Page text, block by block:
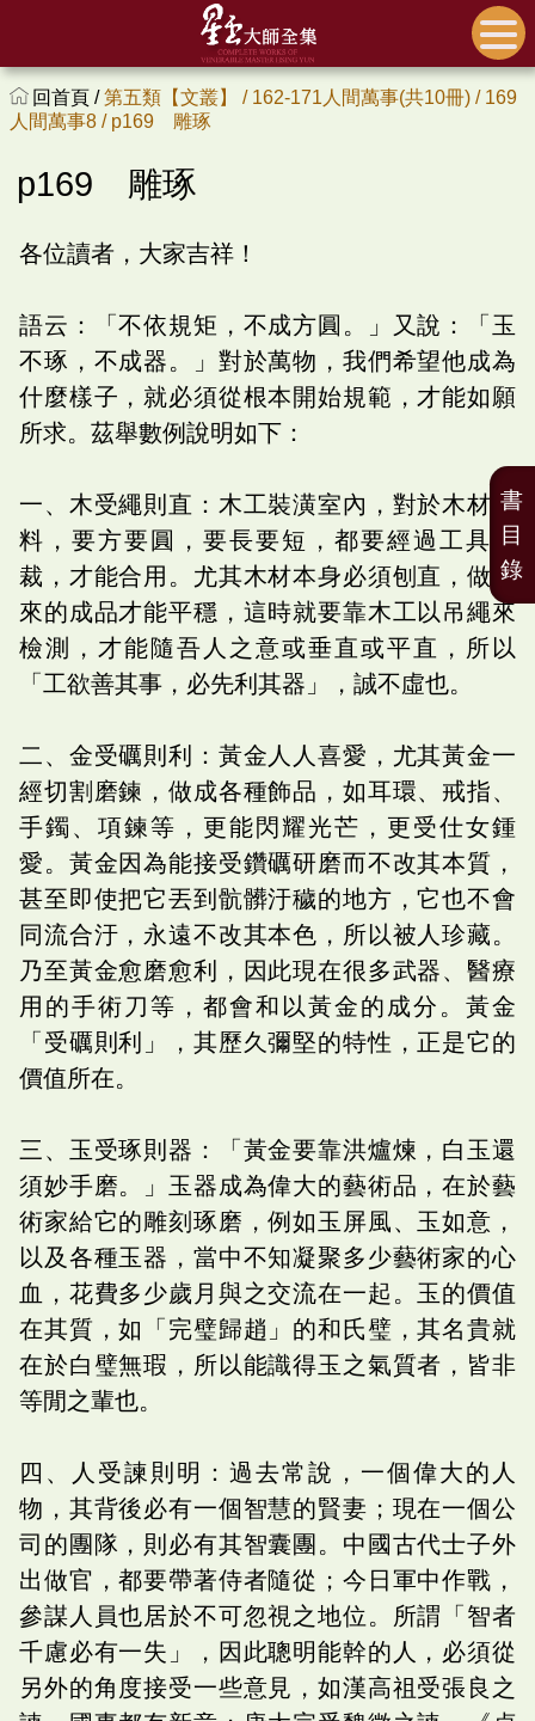
回首頁 /第五類【文叢】 / 162-171人間萬事(共10冊) / 169
人間萬事8 / p169 雕琢
p169 雕琢
各位讀者，大家吉祥！
語云：「不依規矩，不成方圓。」又說：「玉
不琢，不成器。」對於萬物，我們希望他成為
什麼樣子，就必須從根本開始規範，才能如願
所求。茲舉數例說明如下：
一、木受繩則直：木工裝潢室內，對於木材建
料，要方要圓，要長要短，都要經過工具鋸
裁，才能合用。尤其木材本身必須刨直，做出
來的成品才能平穩，這時就要靠木工以吊繩來
檢測，才能隨吾人之意或垂直或平直，所以
「工欲善其事，必先利其器」，誠不虛也。
二、金受礪則利：黃金人人喜愛，尤其黃金一
經切割磨鍊，做成各種飾品，如耳環、戒指、
手鐲、項鍊等，更能閃耀光芒，更受仕女鍾
愛。黃金因為能接受鑽礪研磨而不改其本質，
甚至即使把它丟到骯髒汙穢的地方，它也不會
同流合汙，永遠不改其本色，所以被人珍藏。
乃至黃金愈磨愈利，因此現在很多武器、醫療
用的手術刀等，都會和以黃金的成分。黃金
「受礪則利」，其歷久彌堅的特性，正是它的
價值所在。
三、玉受琢則器：「黃金要靠洪爐煉，白玉還
須妙手磨。」玉器成為偉大的藝術品，在於藝
術家給它的雕刻琢磨，例如玉屏風、玉如意，
以及各種玉器，當中不知凝聚多少藝術家的心
血，花費多少歲月與之交流在一起。玉的價值
在其質，如「完璧歸趙」的和氏璧，其名貴就
在於白璧無瑕，所以能識得玉之氣質者，皆非
等閒之輩也。
四、人受諫則明：過去常說，一個偉大的人
物，其背後必有一個智慧的賢妻；現在一個公
司的團隊，則必有其智囊團。中國古代士子外
出做官，都要帶著侍者隨從；今日軍中作戰，
參謀人員也居於不可忽視之地位。所謂「智者
千慮必有一失」，因此聰明能幹的人，必須從
另外的角度接受一些意見，如漢高祖受張良之
書
目
錄